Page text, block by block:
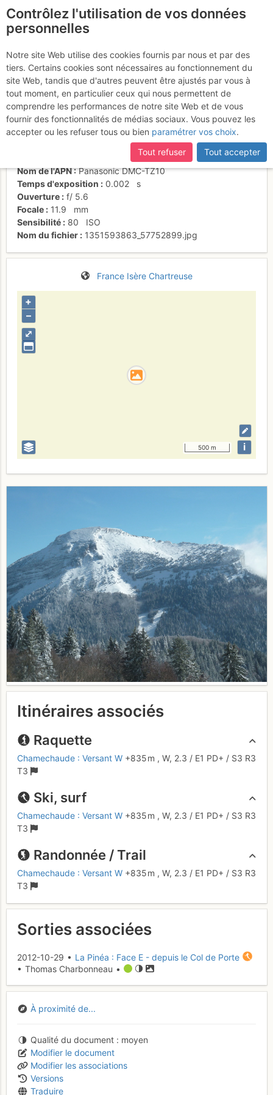
Chamechaude détail
Activités
Date/heure
29 oct. 2012 11:28
Contributeur
Thomas Charbonneau
collaboratif (CC by-sa)
Nom de l'APN
Panasonic DMC-TZ10
Temps d'exposition
0.002
s
Ouverture
f/ 5.6
Focale
11.9
mm
Sensibilité
80
ISO
Nom du fichier
1351593863_57752899.jpg
France Isère Chartreuse
⤢
+
–
500 m i
Itinéraires associés
Raquette
Chamechaude : Versant W +835 m , W, 2.3 / E1 PD+ / S3 R3
T3
Ski, surf
Chamechaude : Versant W +835 m , W, 2.3 / E1 PD+ / S3 R3
T3
Randonnée / Trail
Chamechaude : Versant W +835 m , W, 2.3 / E1 PD+ / S3 R3
T3
Sorties associées
2012-10-29 • La Pinéa : Face E - depuis le Col de Porte
• Thomas Charbonneau •
À proximité de...
Qualité du document
moyen
Modifier le document
Modifier les associations
Versions
Traduire
Contrôlez l'utilisation de vos données
personnelles
Notre site Web utilise des cookies fournis par nous et par des
tiers. Certains cookies sont nécessaires au fonctionnement du
site Web, tandis que d'autres peuvent être ajustés par vous à
tout moment, en particulier ceux qui nous permettent de
comprendre les performances de notre site Web et de vous
fournir des fonctionnalités de médias sociaux. Vous pouvez les
accepter ou les refuser tous ou bien paramétrer vos choix.
Tout refuser
Tout accepter